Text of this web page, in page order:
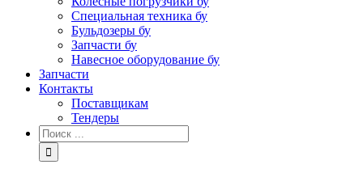
Специальная техника бу
Бульдозеры бу
Запчасти бу
Навесное оборудование бу
Запчасти
Контакты
Поставщикам
Тендеры
Результат
поиска: